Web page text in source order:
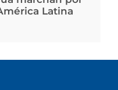
Latina